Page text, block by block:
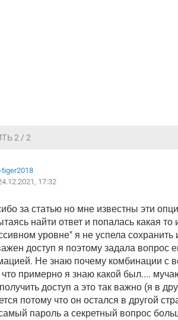
2 / 2
tiger2018
17:32
за статью но мне известны эти
найти ответ и попалась какая
уровне" я не успела
доступ я поэтому задала вопрос
Не знаю почему комбинации с
что примерно я знаю какой был....
доступ а это так важно (я в
потому что он остался в другой
пароль а секретный вопрос